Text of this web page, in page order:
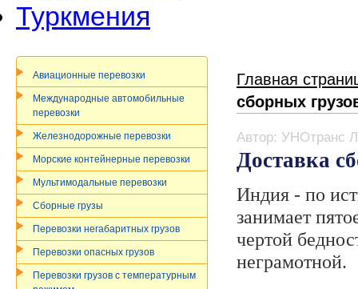
Туркмения
Главная
сборных
Автор: УНОтранс
Доставка
Индия - по
занимает
чертой
неграмотной.
Авиационные перевозки
Международные автомобильные
перевозки
Железнодорожные перевозки
Морские контейнерные перевозки
Мультимодальные перевозки
Сборные грузы
Перевозки негабаритных грузов
Перевозки опасных грузов
Перевозки грузов c температурным